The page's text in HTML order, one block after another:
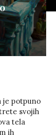
je potpuno
svojih
tela
ih